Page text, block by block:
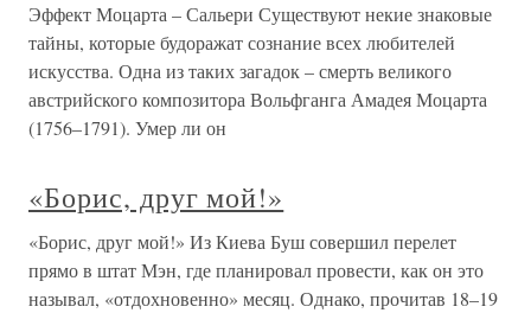
Эффект Моцарта – Сальери Существуют некие знаковые
тайны, которые будоражат сознание всех любителей
искусства. Одна из таких загадок – смерть великого
австрийского композитора Вольфганга Амадея Моцарта
(1756–1791). Умер ли он
«Борис, друг мой!»
«Борис, друг мой!» Из Киева Буш совершил перелет
прямо в штат Мэн, где планировал провести, как он это
называл, «отдохновенно» месяц. Однако, прочитав 18–19